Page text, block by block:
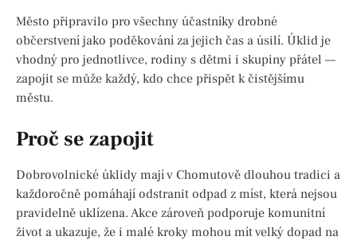
Město připravilo pro všechny účastníky drobné
občerstvení jako poděkování za jejich čas a úsilí. Úklid je
vhodný pro jednotlivce, rodiny s dětmi i skupiny přátel —
zapojit se může každý, kdo chce přispět k čistějšímu
městu.
Proč se zapojit
Dobrovolnické úklidy mají v Chomutově dlouhou tradici a
každoročně pomáhají odstranit odpad z míst, která nejsou
pravidelně uklízena. Akce zároveň podporuje komunitní
život a ukazuje, že i malé kroky mohou mít velký dopad na